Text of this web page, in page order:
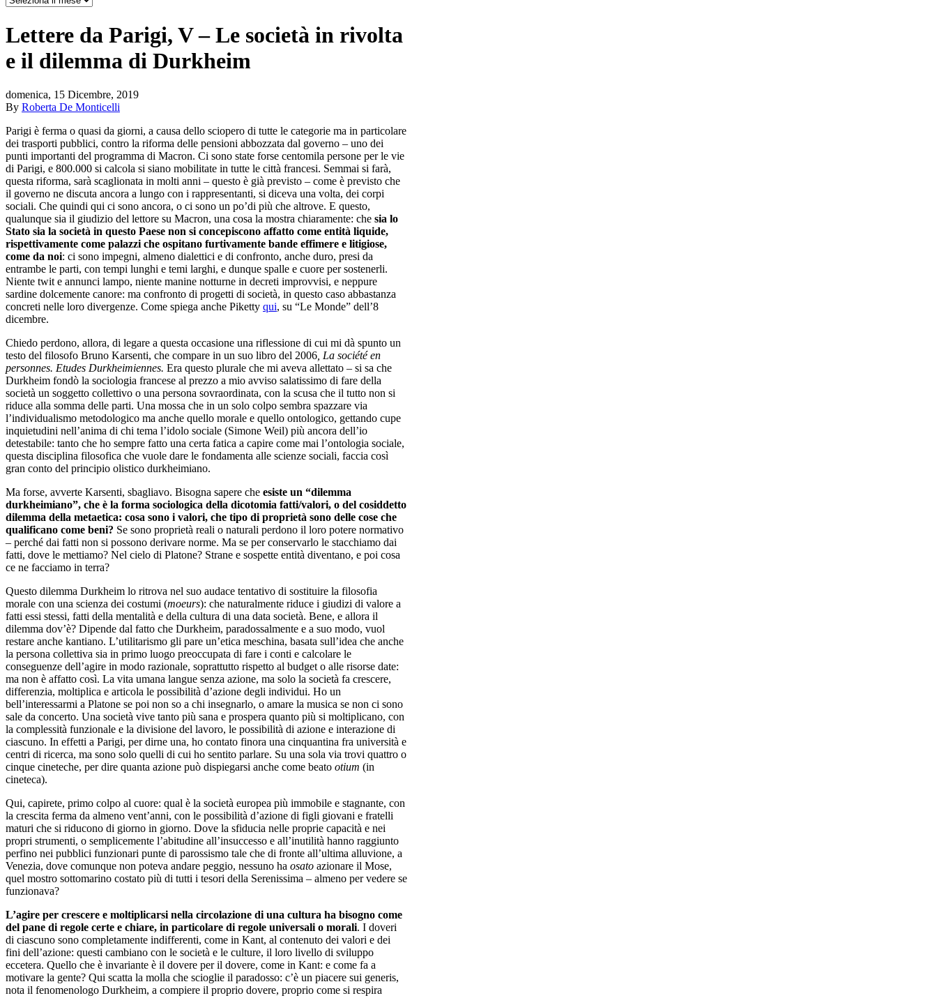
Lettere da Parigi, V – Le società in rivolta
e il dilemma di Durkheim
domenica, 15 Dicembre, 2019
By Roberta De Monticelli
Parigi è ferma o quasi da giorni, a causa dello sciopero di tutte le categorie ma in particolare
dei trasporti pubblici, contro la riforma delle pensioni abbozzata dal governo – uno dei
punti importanti del programma di Macron. Ci sono state forse centomila persone per le vie
di Parigi, e 800.000 si calcola si siano mobilitate in tutte le città francesi. Semmai si farà,
questa riforma, sarà scaglionata in molti anni – questo è già previsto – come è previsto che
il governo ne discuta ancora a lungo con i rappresentanti, si diceva una volta, dei corpi
sociali. Che quindi qui ci sono ancora, o ci sono un po’di più che altrove. E questo,
qualunque sia il giudizio del lettore su Macron, una cosa la mostra chiaramente: che sia lo
Stato sia la società in questo Paese non si concepiscono affatto come entità liquide,
rispettivamente come palazzi che ospitano furtivamente bande effimere e litigiose,
come da noi: ci sono impegni, almeno dialettici e di confronto, anche duro, presi da
entrambe le parti, con tempi lunghi e temi larghi, e dunque spalle e cuore per sostenerli.
Niente twit e annunci lampo, niente manine notturne in decreti improvvisi, e neppure
sardine dolcemente canore: ma confronto di progetti di società, in questo caso abbastanza
concreti nelle loro divergenze. Come spiega anche Piketty qui, su “Le Monde” dell’8
dicembre.
Chiedo perdono, allora, di legare a questa occasione una riflessione di cui mi dà spunto un
testo del filosofo Bruno Karsenti, che compare in un suo libro del 2006 , La société en
personnes. Etudes Durkheimiennes. Era questo plurale che mi aveva allettato – si sa che
Durkheim fondò la sociologia francese al prezzo a mio avviso salatissimo di fare della
società un soggetto collettivo o una persona sovraordinata, con la scusa che il tutto non si
riduce alla somma delle parti. Una mossa che in un solo colpo sembra spazzare via
l’individualismo metodologico ma anche quello morale e quello ontologico, gettando cupe
inquietudini nell’anima di chi tema l’idolo sociale (Simone Weil) più ancora dell’io
detestabile: tanto che ho sempre fatto una certa fatica a capire come mai l’ontologia sociale,
questa disciplina filosofica che vuole dare le fondamenta alle scienze sociali, faccia così
gran conto del principio olistico durkheimiano.
Ma forse, avverte Karsenti, sbagliavo. Bisogna sapere che esiste un “dilemma
durkheimiano”, che è la forma sociologica della dicotomia fatti/valori, o del cosiddetto
dilemma della metaetica: cosa sono i valori, che tipo di proprietà sono delle cose che
qualificano come beni? Se sono proprietà reali o naturali perdono il loro potere normativo
– perché dai fatti non si possono derivare norme. Ma se per conservarlo le stacchiamo dai
fatti, dove le mettiamo? Nel cielo di Platone? Strane e sospette entità diventano, e poi cosa
ce ne facciamo in terra?
Questo dilemma Durkheim lo ritrova nel suo audace tentativo di sostituire la filosofia
morale con una scienza dei costumi (moeurs): che naturalmente riduce i giudizi di valore a
fatti essi stessi, fatti della mentalità e della cultura di una data società. Bene, e allora il
dilemma dov’è? Dipende dal fatto che Durkheim, paradossalmente e a suo modo, vuol
restare anche kantiano. L’utilitarismo gli pare un’etica meschina, basata sull’idea che anche
la persona collettiva sia in primo luogo preoccupata di fare i conti e calcolare le
conseguenze dell’agire in modo razionale, soprattutto rispetto al budget o alle risorse date:
ma non è affatto così. La vita umana langue senza azione, ma solo la società fa crescere,
differenzia, moltiplica e articola le possibilità d’azione degli individui. Ho un
bell’interessarmi a Platone se poi non so a chi insegnarlo, o amare la musica se non ci sono
sale da concerto. Una società vive tanto più sana e prospera quanto più si moltiplicano, con
la complessità funzionale e la divisione del lavoro, le possibilità di azione e interazione di
ciascuno. In effetti a Parigi, per dirne una, ho contato finora una cinquantina fra università e
centri di ricerca, ma sono solo quelli di cui ho sentito parlare. Su una sola via trovi quattro o
cinque cineteche, per dire quanta azione può dispiegarsi anche come beato otium (in
cineteca).
Qui, capirete, primo colpo al cuore: qual è la società europea più immobile e stagnante, con
la crescita ferma da almeno vent’anni, con le possibilità d’azione di figli giovani e fratelli
maturi che si riducono di giorno in giorno. Dove la sfiducia nelle proprie capacità e nei
propri strumenti, o semplicemente l’abitudine all’insuccesso e all’inutilità hanno raggiunto
perfino nei pubblici funzionari punte di parossismo tale che di fronte all’ultima alluvione, a
Venezia, dove comunque non poteva andare peggio, nessuno ha osato azionare il Mose,
quel mostro sottomarino costato più di tutti i tesori della Serenissima – almeno per vedere se
funzionava?
L’agire per crescere e moltiplicarsi nella circolazione di una cultura ha bisogno come
del pane di regole certe e chiare, in particolare di regole universali o morali. I doveri
di ciascuno sono completamente indifferenti, come in Kant, al contenuto dei valori e dei
fini dell’azione: questi cambiano con le società e le culture, il loro livello di sviluppo
eccetera. Quello che è invariante è il dovere per il dovere, come in Kant: e come fa a
motivare la gente? Qui scatta la molla che scioglie il paradosso: c’è un piacere sui generis,
nota il fenomenologo Durkheim, a compiere il proprio dovere, proprio come si respira